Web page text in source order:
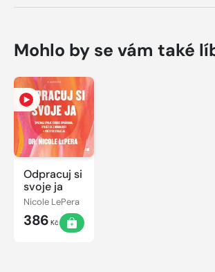
Mohlo by se vám také
Odpracuj si
svoje ja
Nicole LePera
386 Kč